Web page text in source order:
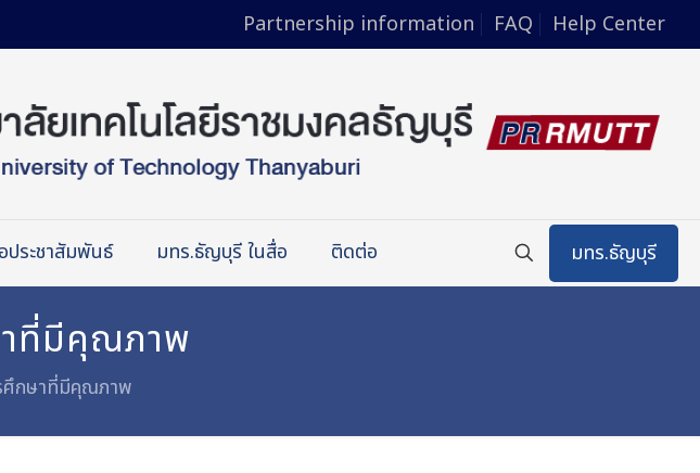
Partnership information FAQ Help Center
ประชาสัมพันธ์ มทร.ธัญบุรี ในสื่อ ติดต่อ มทร.ธัญบุรี
ที่มีคุณภาพ
ศึกษาที่มีคุณภาพ